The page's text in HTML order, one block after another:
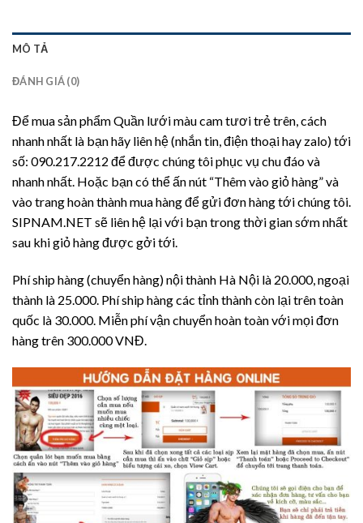
MÔ TẢ
ĐÁNH GIÁ (0)
Để mua sản phẩm Quần lưới màu cam tươi trẻ trên, cách
nhanh nhất là bạn hãy liên hệ (nhắn tin, điện thoại hay zalo) tới
số: 090.217.2212 để được chúng tôi phục vụ chu đáo và
nhanh nhất. Hoặc bạn có thể ấn nút “Thêm vào giỏ hàng” và
vào trang hoàn thành mua hàng để gửi đơn hàng tới chúng tôi.
SIPNAM.NET sẽ liên hệ lại với bạn trong thời gian sớm nhất
sau khi giỏ hàng được gởi tới.
Phí ship hàng (chuyển hàng) nội thành Hà Nội là 20.000, ngoại
thành là 25.000. Phí ship hàng các tỉnh thành còn lại trên toàn
quốc là 30.000. Miễn phí vận chuyển hoàn toàn với mọi đơn
hàng trên 300.000 VNĐ.